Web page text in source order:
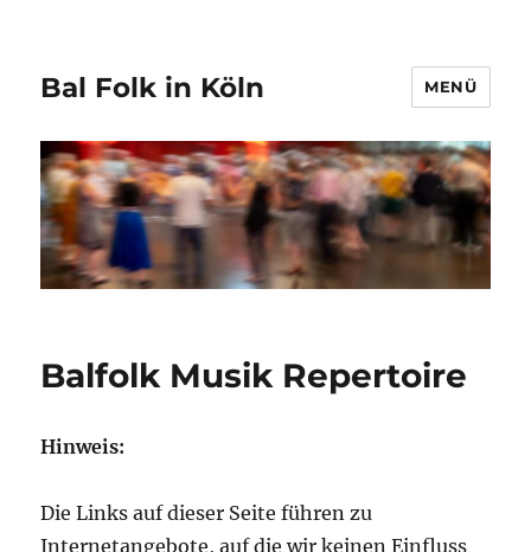
Bal Folk in Köln MENÜ
Balfolk Musik Repertoire
Hinweis:
Die Links auf dieser Seite führen zu
Internetangebote, auf die wir keinen Einfluss